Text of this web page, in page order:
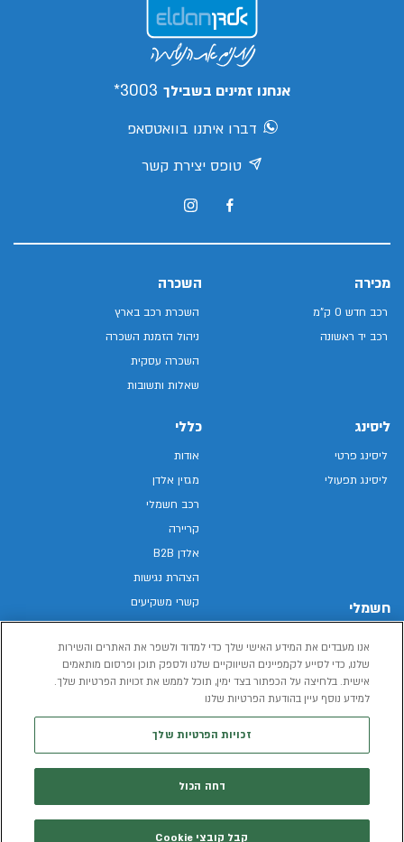
אנחנו זמינים בשבילך 3003*
דברו איתנו בוואטסאפ
טופס יצירת קשר
מכירה
רכב חדש 0 ק"מ
רכב יד ראשונה
השכרה
השכרת רכב בארץ
ניהול הזמנת השכרה
השכרה עסקית
שאלות ותשובות
ליסינג
ליסינג פרטי
ליסינג תפעולי
חשמלי
רכב חשמלי
הכל על רכב חשמלי
כללי
אודות
מגזין אלדן
רכב חשמלי
קריירה
אלדן B2B
הצהרת נגישות
קשרי משקיעים
מפת האתר
מדיניות פרטיות
תנאי שימוש
המידע שיימסר על ידך במהלך השימוש באתר יישמר וישמש את אלדן, או צד שלישי,
אנו מעבדים את המידע האישי שלך כדי למדוד ולשפר את האתרים והשירות
שלנו, כדי לסייע לקמפיינים השיווקיים שלנו ולספק תוכן ופרסום מותאמים
אישית. בלחיצה על הכפתור בצד ימין, תוכל לממש את זכויות הפרטיות שלך.
למידע נוסף עיין בהודעת הפרטיות שלנו
זכויות הפרטיות שלך
דחה הכול
קבל קובצי Cookie